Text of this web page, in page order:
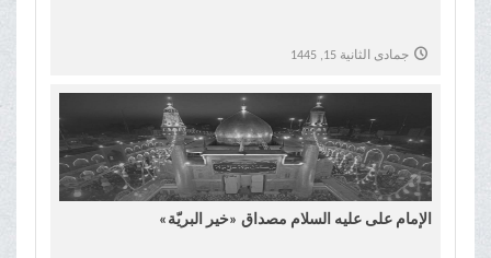
جمادى الثانية 15, 1445
الإمام علی علیه السلام مصداق «خیر البریّة»